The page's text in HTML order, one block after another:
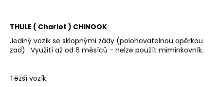
THULE ( Chariot ) CHINOOK
Jediný vozík se sklopnými zády (polohovatelnou opěrkou
zad) . Využití až od 6 měsíců - nelze použít miminkovník.
Těžší vozík.